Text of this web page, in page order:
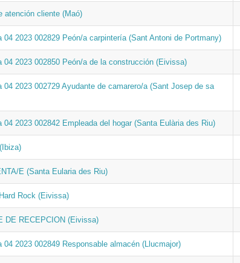
atención cliente (Maó)
04 2023 002829 Peón/a carpintería (Sant Antoni de Portmany)
04 2023 002850 Peón/a de la construcción (Eivissa)
04 2023 002729 Ayudante de camarero/a (Sant Josep de sa
04 2023 002842 Empleada del hogar (Santa Eulària des Riu)
E (Santa Eularia des Riu)
Rock (Eivissa)
DE RECEPCION (Eivissa)
04 2023 002849 Responsable almacén (Llucmajor)